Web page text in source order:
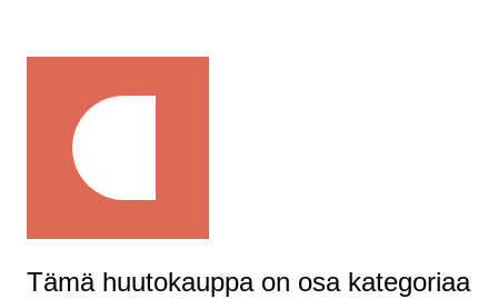
Tämä huutokauppa on osa kategoriaa